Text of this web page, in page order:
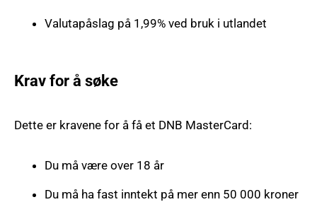
Valutapåslag på 1,99% ved bruk i utlandet
Krav for å søke
Dette er kravene for å få et DNB MasterCard:
Du må være over 18 år
Du må ha fast inntekt på mer enn 50 000 kroner